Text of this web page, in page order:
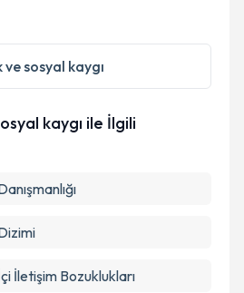
işlenmesine ilişkin
ve kişisel verilerimin belirtilen
sosyal kaygı
kaygı ile İlgili
İletişim Bozuklukları